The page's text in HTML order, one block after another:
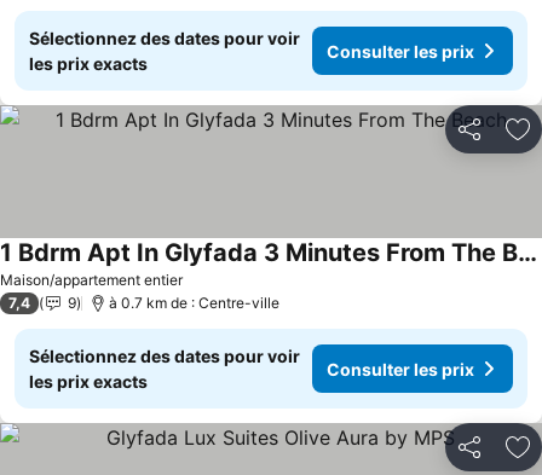
Sélectionnez des dates pour voir
les prix exacts
Consulter les prix
Partager
Maison/appartement entier
1 Bdrm Apt In Glyfada 3 Minutes From The Beach
7,4 9 à 0.7 km de : Centre-ville
Sélectionnez des dates pour voir
les prix exacts
Consulter les prix
Partager